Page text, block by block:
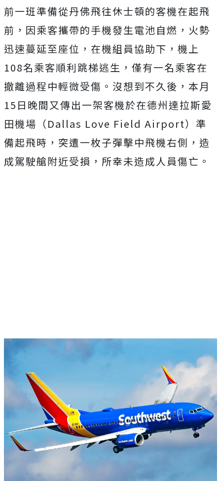
前一班準備從丹佛飛往休士頓的客機在起飛
前，因乘客攜帶的手機發生電池自燃，火勢
迅速蔓延至座位，在機組員協助下，機上
108名乘客順利跳梯逃生，僅有一名乘客在
撤離過程中輕微受傷。沒想到不久後，本月
15日晚間又傳出一架客機於在德州達拉斯愛
田機場（Dallas Love Field Airport）準
備起飛時，突遭一枚子彈擊中飛機右側，造
成駕駛艙附近受損，所幸未造成人員傷亡。